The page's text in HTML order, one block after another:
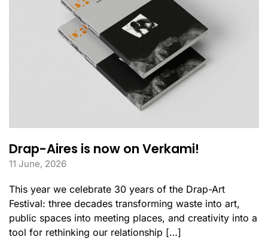
Drap-Aires is now on Verkami!
11 June, 2026
This year we celebrate 30 years of the Drap-Art
Festival: three decades transforming waste into art,
public spaces into meeting places, and creativity into a
tool for rethinking our relationship […]